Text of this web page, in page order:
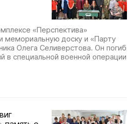
«Перспектива»
мемориальную доску и «Парту
Олега Селиверстова. Он погиб
в специальной военной операции